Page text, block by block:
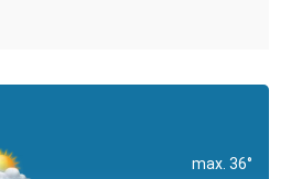
max. 36°